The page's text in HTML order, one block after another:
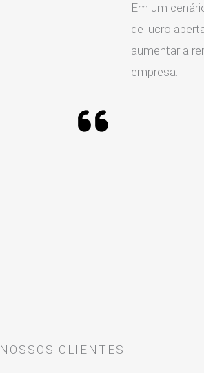
Em um
de lucro
aumentar a
empresa.
NOSSOS CLIENTES